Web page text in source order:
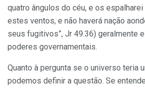
quatro ângulos do céu, e os
estes ventos, e não haverá nação
seus fugitivos”, Jr 49.36) geralmente
poderes governamentais.
Quanto à pergunta se o universo teria
podemos definir a questão. Se